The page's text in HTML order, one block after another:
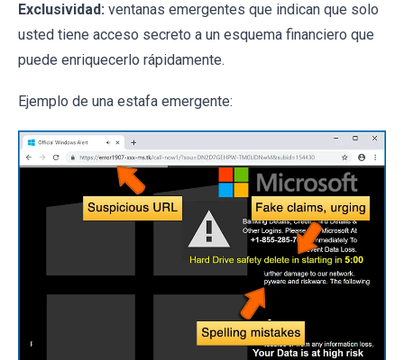
Exclusividad: ventanas emergentes que indican que solo
usted tiene acceso secreto a un esquema financiero que
puede enriquecerlo rápidamente.
Ejemplo de una estafa emergente: